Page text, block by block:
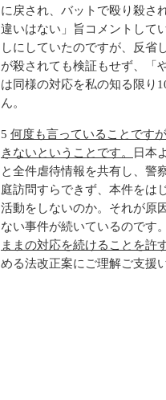
に戻され、バットで殴り殺さ
違いはない」旨コメントして
しにしていたのですが、反省
が殺されても検証もせず、「
は同様の対応を私の知る限り
ん。
5 何度も言っていることです
きないということです。
日本
と全件虐待情報を共有し、警
庭訪問すらできず、本件をは
活動をしないのか。それが原
ない事件が続いているのです。
ままの対応を続けることを許
める法改正案にご理解ご支援